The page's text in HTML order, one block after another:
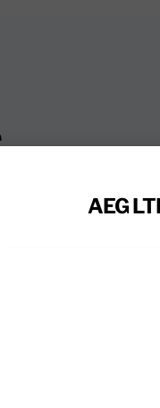
wast met 6
was je nooit
Je wast je
voor je
boven op de
Zo
AEG